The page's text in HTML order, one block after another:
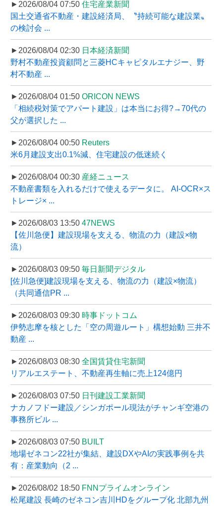
►2026/08/04 07:50 住宅産業新聞
国土交通省不動産・建設経済局、〝持続可能な建設業〟
の検討会 ...
►2026/08/04 02:30 日本経済新聞
野村不動産投資顧問と三菱HCキャピタルエナジー、野
村不動産 ...
►2026/08/04 01:50 ORICON NEWS
「相続税対策でアパート建設」は本当にお得?→70代の
父が選択した ...
►2026/08/04 00:50 Reuters
米6月建設支出0.1%減、住宅建設の低迷続く
►2026/08/04 00:30 産経ニュース
不動産書類を入れるだけで使えるデータに。 AI-OCR×ス
トレージ× ...
►2026/08/03 13:50 47NEWS
【佐川急便】建設現場を支える、物流の力（建設×物
流）
►2026/08/03 09:50 毎日新聞デジタル
[佐川急便]建設現場を支える、物流の力（建設×物流）
（共同通信PR ...
►2026/08/03 09:30 時事ドットコム
伊勢志摩を核とした「空の周遊ルート」構想始動 三井不
動産 ...
►2026/08/03 08:30 全国賃貸住宅新聞
リアルエステート、不動産再生軸に売上124億円
►2026/08/03 07:50 日刊建設工業新聞
ナカノフドー建設／シンガポール現法がチャンギ空港の
事務所ビル ...
►2026/08/03 07:50 BUILT
地場ゼネコン22社が集結、建設DXやAIの実践事例を共
有：産業動向（2 ...
►2026/08/02 18:50 FNNプライムオンライン
松尾建設 長崎のゼネコン吉川HDをグループ化 北部九州